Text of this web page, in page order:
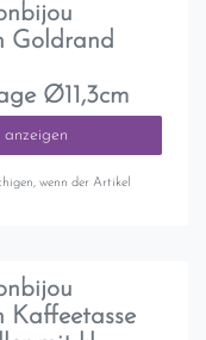
Goldrand
Ø11,3cm
wenn der Artikel
Kaffeetasse